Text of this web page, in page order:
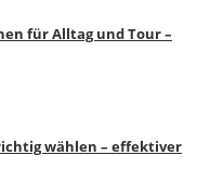
für Alltag und Tour –
wählen – effektiver